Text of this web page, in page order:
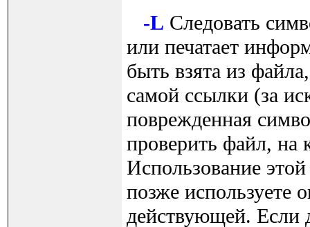
-L Следовать
или печатает
быть взята из
самой ссылки (за
поврежденная
проверить файл, на
Использование
позже используете
действующей. Если